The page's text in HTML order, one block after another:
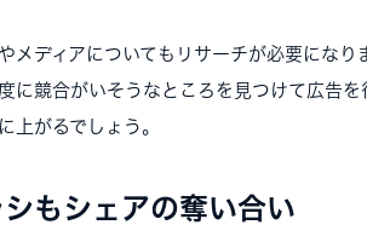
メディアについてもリサーチが必要にな
に競合がいそうなところを見つけて広告
上がるでしょう。
もシェアの奪い合い